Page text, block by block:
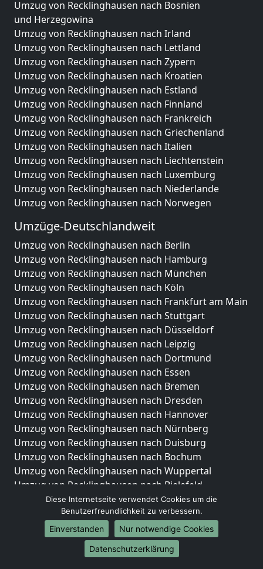
Umzug von Recklinghausen nach Bosnien
und Herzegowina
Umzug von Recklinghausen nach Irland
Umzug von Recklinghausen nach Lettland
Umzug von Recklinghausen nach Zypern
Umzug von Recklinghausen nach Kroatien
Umzug von Recklinghausen nach Estland
Umzug von Recklinghausen nach Finnland
Umzug von Recklinghausen nach Frankreich
Umzug von Recklinghausen nach Griechenland
Umzug von Recklinghausen nach Italien
Umzug von Recklinghausen nach Liechtenstein
Umzug von Recklinghausen nach Luxemburg
Umzug von Recklinghausen nach Niederlande
Umzug von Recklinghausen nach Norwegen
Umzüge-Deutschlandweit
Umzug von Recklinghausen nach Berlin
Umzug von Recklinghausen nach Hamburg
Umzug von Recklinghausen nach München
Umzug von Recklinghausen nach Köln
Umzug von Recklinghausen nach Frankfurt am Main
Umzug von Recklinghausen nach Stuttgart
Umzug von Recklinghausen nach Düsseldorf
Umzug von Recklinghausen nach Leipzig
Umzug von Recklinghausen nach Dortmund
Umzug von Recklinghausen nach Essen
Umzug von Recklinghausen nach Bremen
Umzug von Recklinghausen nach Dresden
Umzug von Recklinghausen nach Hannover
Umzug von Recklinghausen nach Nürnberg
Umzug von Recklinghausen nach Duisburg
Umzug von Recklinghausen nach Bochum
Umzug von Recklinghausen nach Wuppertal
Umzug von Recklinghausen nach Bielefeld
Umzug von Recklinghausen nach Bonn
Umzug von Recklinghausen nach Münster
Internationale-Umzüge
Umzug von Recklinghausen nach Brasilien
Diese Internetseite verwendet Cookies um die
Benutzerfreundlichkeit zu verbessern.
Einverstanden
Nur notwendige Cookies
Datenschutzerklärung